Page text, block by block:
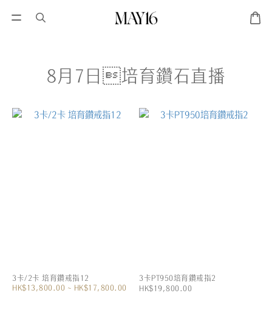
8月7日培育鑽石直播
3卡/2卡 培育鑽戒指12
HK$13,800.00 ~ HK$17,800.00
3卡PT950培育鑽戒指2
HK$19,800.00